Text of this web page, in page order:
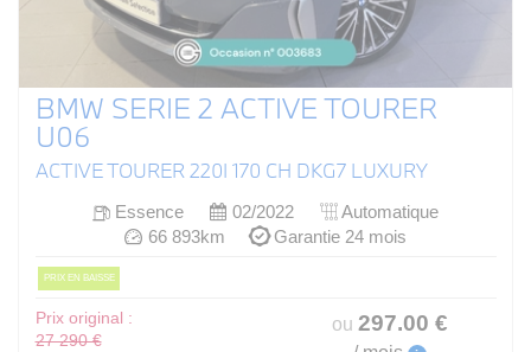
BMW SERIE 2 ACTIVE TOURER
U06
ACTIVE TOURER 220I 170 CH DKG7 LUXURY
Essence 02/2022
Automatique
66 893km
Garantie 24 mois
PRIX EN BAISSE
Prix original :
27 290 €
ou 297.00 €